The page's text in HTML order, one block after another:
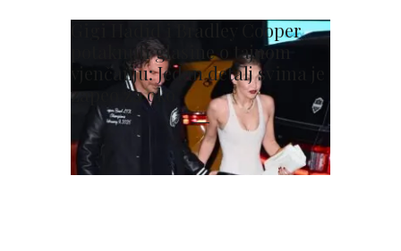
Gigi Hadid i Bradley Cooper
potaknuli glasine o tajnom
vjenčanju: Jedan detalj svima je
zapeo za oko